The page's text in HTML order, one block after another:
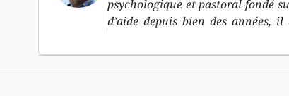
psychologique et pastoral fondé
d’aide depuis bien des années,